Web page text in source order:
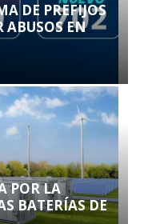
DE PREFIJOS
ABUSOS EN
POR LA
BATERÍAS DE